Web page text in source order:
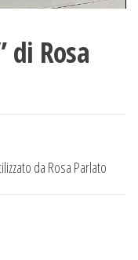
di Rosa
da Rosa Parlato